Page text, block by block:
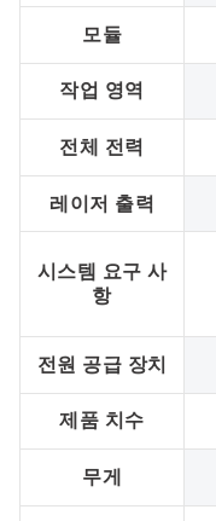
모듈
작업 영역
전체 전력
레이저 출력
시스템 요구 사
항
전원 공급 장치
제품 치수
무게